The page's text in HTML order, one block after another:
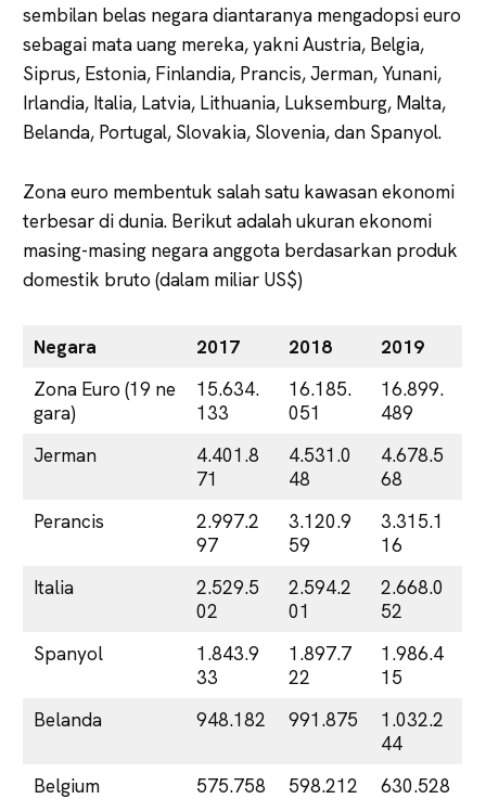
sembilan belas negara diantaranya mengadopsi euro
sebagai mata uang mereka, yakni Austria, Belgia,
Siprus, Estonia, Finlandia, Prancis, Jerman, Yunani,
Irlandia, Italia, Latvia, Lithuania, Luksemburg, Malta,
Belanda, Portugal, Slovakia, Slovenia, dan Spanyol.
Zona euro membentuk salah satu kawasan ekonomi
terbesar di dunia. Berikut adalah ukuran ekonomi
masing-masing negara anggota berdasarkan produk
domestik bruto (dalam miliar US$)
Negara 2017 2018
2019
Zona Euro (19 ne
gara)
15.634.
133
16.185.
051
16.899.
489
Jerman
4.401.8
71
4.531.0
48
4.678.5
68
Perancis
2.997.2
97
3.120.9
59
3.315.1
16
Italia
2.529.5
02
2.594.2
01
2.668.0
52
Spanyol
1.843.9
33
1.897.7
22
1.986.4
15
Belanda
948.182 991.875
1.032.2
44
Belgium
575.758 598.212
630.528